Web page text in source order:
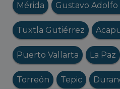
Mérida Gustavo Adolfo
Tuxtla Gutiérrez
Puerto Vallarta La Paz
Torreón Tepic